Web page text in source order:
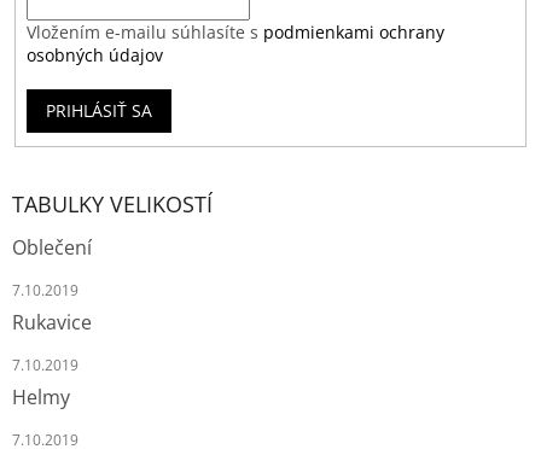
Vložením e-mailu súhlasíte s podmienkami ochrany
osobných údajov
PRIHLÁSIŤ SA
TABULKY VELIKOSTÍ
Oblečení
7.10.2019
Rukavice
7.10.2019
Helmy
7.10.2019